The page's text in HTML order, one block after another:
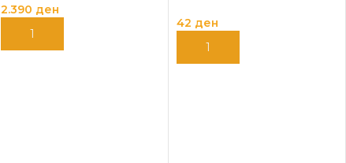
2.390 ден
ДОДАЈ ВО КОШНИЦА
42 ден
ДОДАЈ ВО КОШНИЦА